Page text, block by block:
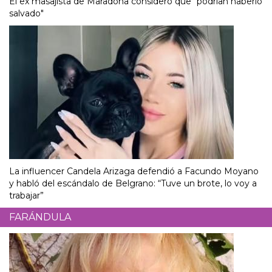
salvado"
La influencer Candela Arizaga defendió a Facundo Moyano
y habló del escándalo de Belgrano: “Tuve un brote, lo voy a
trabajar”
FARÁNDULA